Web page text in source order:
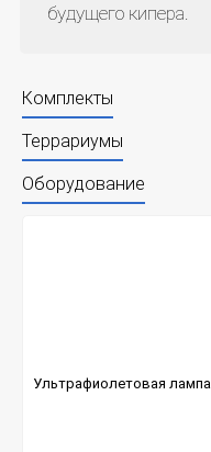
будущего кипера.
Комплекты
Террариумы
Оборудование
Ультрафиолетовая